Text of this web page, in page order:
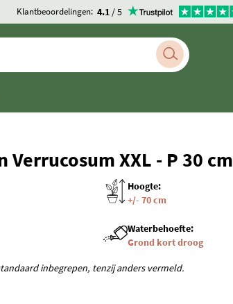
Klantbeoordelingen: 4.1 / 5
XXL - P 30 cm
Hoogte:
+/- 70 cm
Waterbehoefte:
Grond kort droog
inbegrepen, tenzij anders vermeld.